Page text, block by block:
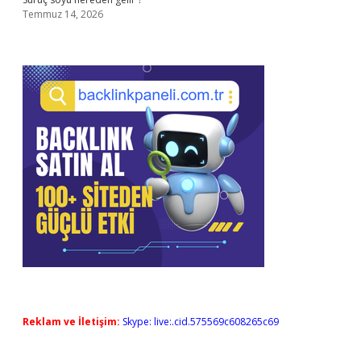
Temmuz 14, 2026
Reklam ve İletişim: Skype: live:.cid.575569c608265c69